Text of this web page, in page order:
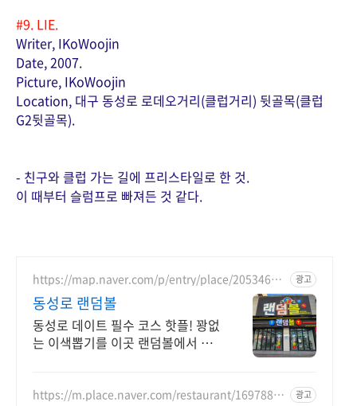
#9. LIE.
Writer, IKoWoojin
Date, 2007.
Picture, IKoWoojin
Location, 대구 동성로 로데오거리(클럽거리) 뒷골목(클럽
G2뒷골목).
- 친구와 클럽 가는 길에 프리스타일로 한 것.
이 때부터 슬럼프로 빠져든 것 같다.
https://map.naver.com/p/entry/place/20534684
광고
동성로 랜덤볼
동성로 데이트 필수 코스 핫플! 꽝없
는 이색뽑기를 이곳 랜덤볼에서 만
https://m.place.naver.com/restaurant/16978806
광고